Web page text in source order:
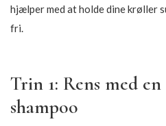
hjælper med at holde dine krøller
fri.
Trin 1: Rens med en
shampoo